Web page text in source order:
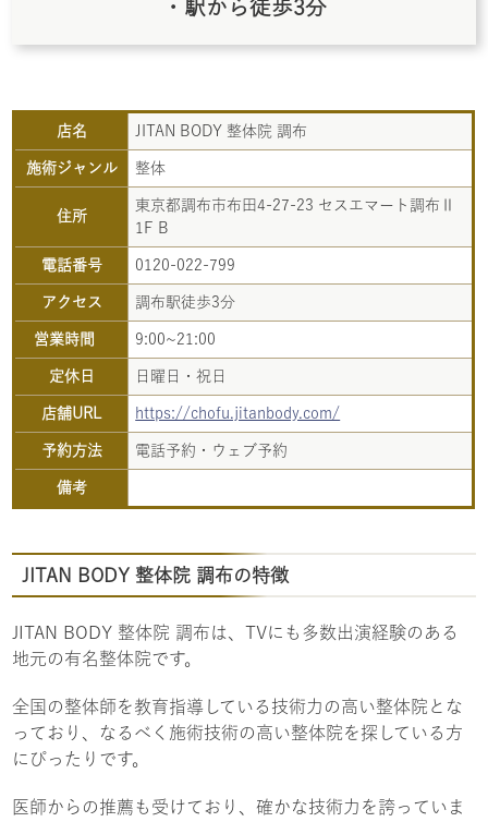
・駅から徒歩3分
店名 JITAN BODY 整体院 調布
施術ジャンル 整体
住所
東京都調布市布田4-27-23 セスエマート調布Ⅱ
1F B
電話番号 0120-022-799
アクセス 調布駅徒歩3分
営業時間 9:00~21:00
定休日 日曜日・祝日
店舗URL https://chofu.jitanbody.com/
予約方法 電話予約・ウェブ予約
備考
JITAN BODY 整体院 調布の特徴
JITAN BODY 整体院 調布は、TVにも多数出演経験のある
地元の有名整体院です。
全国の整体師を教育指導している技術力の高い整体院とな
っており、なるべく施術技術の高い整体院を探している方
にぴったりです。
医師からの推薦も受けており、確かな技術力を誇っていま